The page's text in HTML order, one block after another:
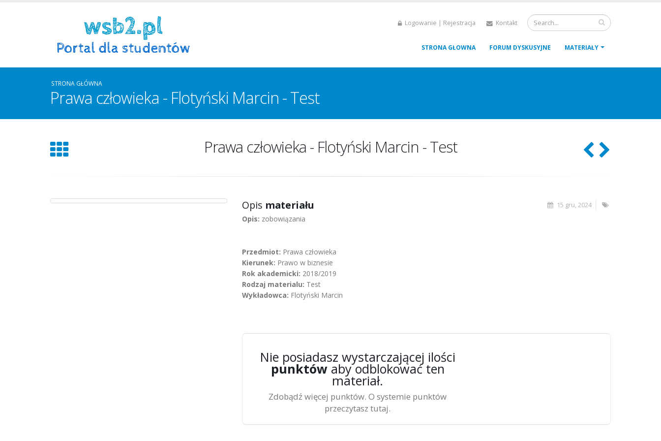
Logowanie | Rejestracja Kontakt
STRONA GŁOWNA FORUM DYSKUSYJNE MATERIAŁY
STRONA GŁÓWNA
Prawa człowieka - Flotyński Marcin - Test
Prawa człowieka - Flotyński Marcin - Test
15 gru, 2024
Opis materiału
Opis: zobowiązania
Przedmiot: Prawa człowieka
Kierunek: Prawo w biznesie
Rok akademicki: 2018/2019
Rodzaj materialu: Test
Wykładowca: Flotyński Marcin
Nie posiadasz wystarczającej ilości
punktów aby odblokować ten
materiał.
Zdobądź więcej punktów. O systemie punktów
przeczytasz tutaj.